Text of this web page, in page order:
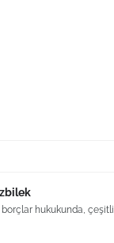
borçlar hukukunda, çeşitli